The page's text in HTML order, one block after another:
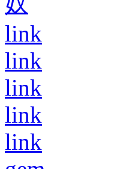
link
link
link
link
link